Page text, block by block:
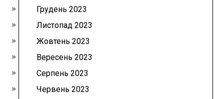
Грудень 2023
Листопад 2023
Жовтень 2023
Вересень 2023
Серпень 2023
Червень 2023